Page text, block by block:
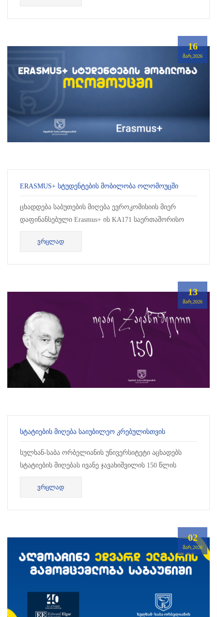
16
ᲛᲐᲠ,2026
ERASMUS+ ᲡᲢᲣᲓᲔᲜᲢᲔᲑᲘᲡ ᲛᲝᲑᲘᲚᲝᲑᲐ ᲝᲚᲝᲛᲝᲣᲪᲨᲘ
ცხადდება საბუთების მიღება ევროკომისიის მიერ
დაფინანსებული Erasmus+ ის KA171 საერთაშორისო
კრედიტების მობილობის პროგრამაში მონაწილე...
ᲕᲠᲪᲚᲐᲓ
13
ᲛᲐᲠ,2026
ᲡᲢᲐᲢᲘᲔᲑᲘᲡ ᲛᲘᲦᲔᲑᲐ ᲡᲐᲘᲣᲑᲘᲚᲔᲝ ᲙᲠᲔᲑᲣᲚᲘᲡᲗᲕᲘᲡ
სულხან-საბა ორბელიანის უნივერსიტეტი აცხადებს
სტატიების მიღებას ივანე ჯავახიშვილის 150 წლის
იუბილისადმი მიძღვნილი...
ᲕᲠᲪᲚᲐᲓ
02
ᲛᲐᲠ,2026